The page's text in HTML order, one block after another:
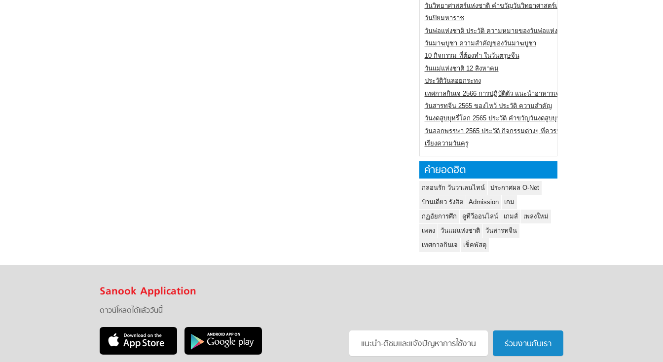
วันวิทยาศาสตร์แห่งชาติ คำขวัญวันวิทยาศาสตร์แห่งชาติ
วันปิยมหาราช
วันพ่อแห่งชาติ ประวัติ ความหมายของวันพ่อแห่งชาติ
วันมาฆบูชา ความสำคัญของวันมาฆบูชา
10 กิจกรรม ที่ต้องทำ ในวันตรุษจีน
วันแม่แห่งชาติ 12 สิงหาคม
ประวัติวันลอยกระทง
เทศกาลกินเจ 2566 การปฏิบัติตัว แนะนำอาหารเจ
วันสารทจีน 2565 ของไหว้ ประวัติ ความสำคัญ
วันงดสูบบุหรี่โลก 2565 ประวัติ คำขวัญวันงดสูบบุหรี่โลก
วันออกพรรษา 2565 ประวัติ กิจกรรมต่างๆ ที่ควรปฏิบัติ
เรียงความวันครู
คำยอดฮิต
กลอนรัก วันวาเลนไทน์
ประกาศผล O-Net
บ้านเดี่ยว รังสิต
Admission
เกม
กฏอัยการศึก
ดูทีวีออนไลน์ เกมส์
เพลงใหม่
เพลง
วันแม่แห่งชาติ
วันสารทจีน
เทศกาลกินเจ
เช็คพัสดุ
Sanook Application
ดาวน์โหลดได้แล้ววันนี้
แนะนำ-ติชมเเละแจ้งปัญหาการใช้งาน ร่วมงานกับเรา